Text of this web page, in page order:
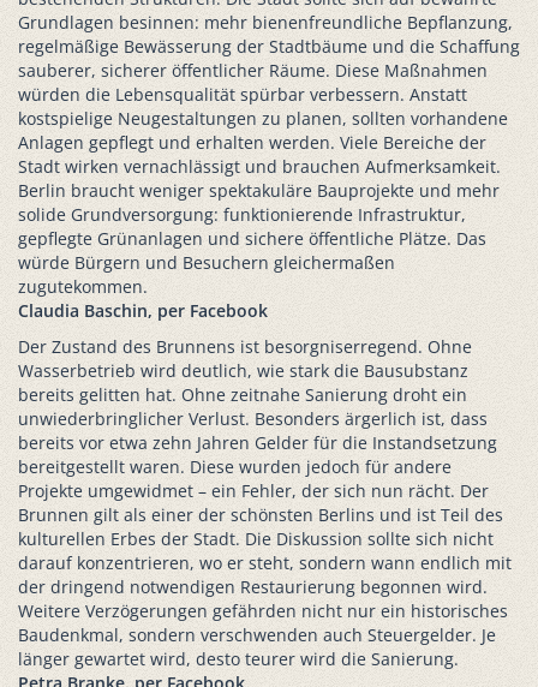
Grundlagen besinnen: mehr bienenfreundliche Bepflanzung,
regelmäßige Bewässerung der Stadtbäume und die Schaffung
sauberer, sicherer öffentlicher Räume. Diese Maßnahmen
würden die Lebensqualität spürbar verbessern. Anstatt
kostspielige Neugestaltungen zu planen, sollten vorhandene
Anlagen gepflegt und erhalten werden. Viele Bereiche der
Stadt wirken vernachlässigt und brauchen Aufmerksamkeit.
Berlin braucht weniger spektakuläre Bauprojekte und mehr
solide Grundversorgung: funktionierende Infrastruktur,
gepflegte Grünanlagen und sichere öffentliche Plätze. Das
würde Bürgern und Besuchern gleichermaßen
zugutekommen.
Claudia Baschin, per Facebook
Der Zustand des Brunnens ist besorgniserregend. Ohne
Wasserbetrieb wird deutlich, wie stark die Bausubstanz
bereits gelitten hat. Ohne zeitnahe Sanierung droht ein
unwiederbringlicher Verlust. Besonders ärgerlich ist, dass
bereits vor etwa zehn Jahren Gelder für die Instandsetzung
bereitgestellt waren. Diese wurden jedoch für andere
Projekte umgewidmet – ein Fehler, der sich nun rächt. Der
Brunnen gilt als einer der schönsten Berlins und ist Teil des
kulturellen Erbes der Stadt. Die Diskussion sollte sich nicht
darauf konzentrieren, wo er steht, sondern wann endlich mit
der dringend notwendigen Restaurierung begonnen wird.
Weitere Verzögerungen gefährden nicht nur ein historisches
Baudenkmal, sondern verschwenden auch Steuergelder. Je
länger gewartet wird, desto teurer wird die Sanierung.